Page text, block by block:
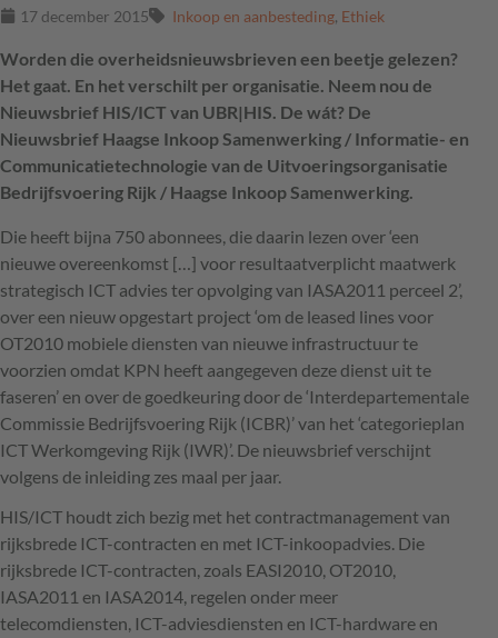
17 december 2015 Inkoop en aanbesteding, Ethiek
Worden die overheidsnieuwsbrieven een beetje gelezen?
Het gaat. En het verschilt per organisatie. Neem nou de
Nieuwsbrief HIS/ICT van UBR|HIS. De wát? De
Nieuwsbrief Haagse Inkoop Samenwerking / Informatie- en
Communicatietechnologie van de Uitvoeringsorganisatie
Bedrijfsvoering Rijk / Haagse Inkoop Samenwerking.
Die heeft bijna 750 abonnees, die daarin lezen over ‘een
nieuwe overeenkomst […] voor resultaatverplicht maatwerk
strategisch ICT advies ter opvolging van IASA2011 perceel 2’,
over een nieuw opgestart project ‘om de leased lines voor
OT2010 mobiele diensten van nieuwe infrastructuur te
voorzien omdat KPN heeft aangegeven deze dienst uit te
faseren’ en over de goedkeuring door de ‘Interdepartementale
Commissie Bedrijfsvoering Rijk (ICBR)’ van het ‘categorieplan
ICTWerkomgeving Rijk (IWR)’. De nieuwsbrief verschijnt
volgens de inleiding zes maal per jaar.
HIS/ICT houdt zich bezig met het contractmanagement van
rijksbrede ICT-contracten en met ICT-inkoopadvies. Die
rijksbrede ICT-contracten, zoals EASI2010, OT2010,
IASA2011 en IASA2014, regelen onder meer
telecomdiensten, ICT-adviesdiensten en ICT-hardware en